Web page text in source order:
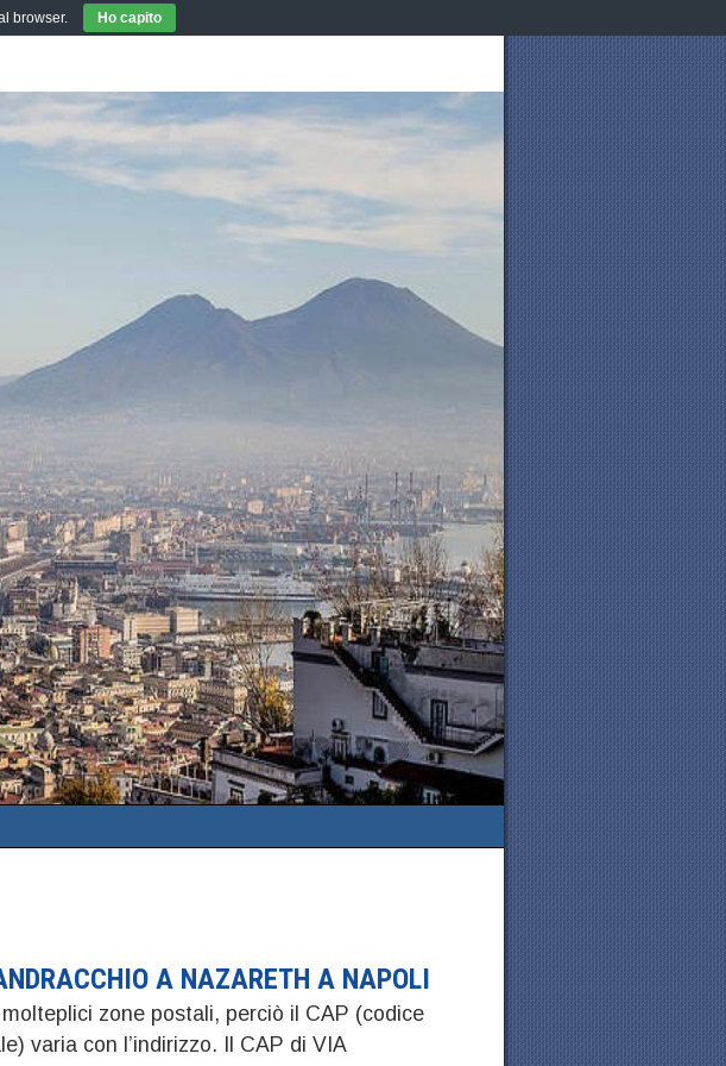
A NAZARETH A NAPOLI
zone postali, perciò il CAP (codice
varia con l’indirizzo. Il CAP di VIA
browser. Ho capito